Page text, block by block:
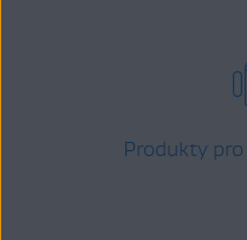
Produkty